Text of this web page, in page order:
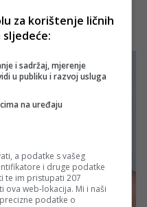
za korištenje ličnih
sljedeće:
i sadržaj, mjerenje
u publiku i razvoj usluga
na uređaju
a podatke s vašeg
i druge podatke
te im pristupati 207
web-lokacija. Mi i naši
podatke o